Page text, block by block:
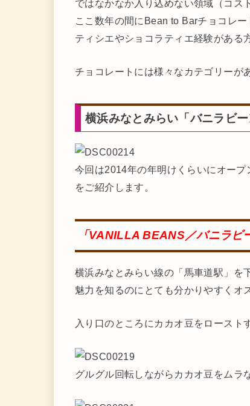
ではなかなか入り込めない領域（コス
ここ数年の間にBean to Barチョコレ
ティシエやショコラティエ経験がある
チョコレートには様々なカテゴリーが
横浜みなとみらい「バニラビー
今回は2014年の年明けくらいにオー
をご紹介します。
「VANILLA BEANS／バニラビ
横浜みなとみらい線の「馬車道駅」を
魅力を知るのにとても分かりやすくオ
入り口のところにカカオ豆をロースト
グルグル回転しながらカカオ豆をムラ